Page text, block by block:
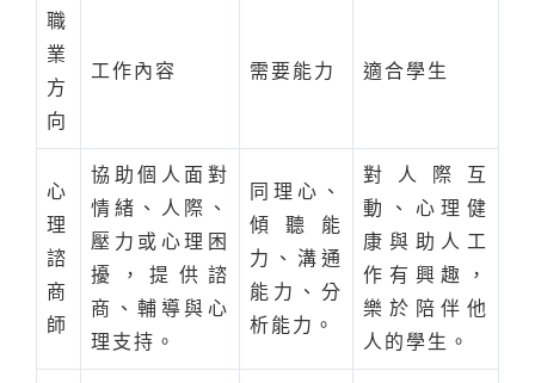
職
業
方
向
工作內容 需要能力 適合學生
心
理
諮
商
師
協助個人面對
情緒、人際、
壓力或心理困
擾，提供諮
商、輔導與心
理支持。
同理心、
傾聽能
力、溝通
能力、分
析能力。
對人際互
動、心理健
康與助人工
作有興趣，
樂於陪伴他
人的學生。